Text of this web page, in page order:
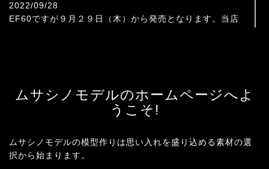
2022/09/28
EF60ですが９月２９日（木）から発売となります。当店
させて頂きます。
とりあえず営業日の時間帯を下記の通り一部変更させて
（金）１２：００～１８：００
（土）１２：００～１８：００
ムサシノモデルのホームページへよ
うこそ!
ムサシノモデルの模型作りは思い入れを盛り込める素材の選
択から始まります。